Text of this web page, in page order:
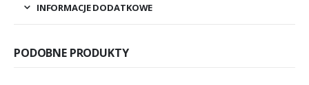
INFORMACJE DODATKOWE
PODOBNE PRODUKTY